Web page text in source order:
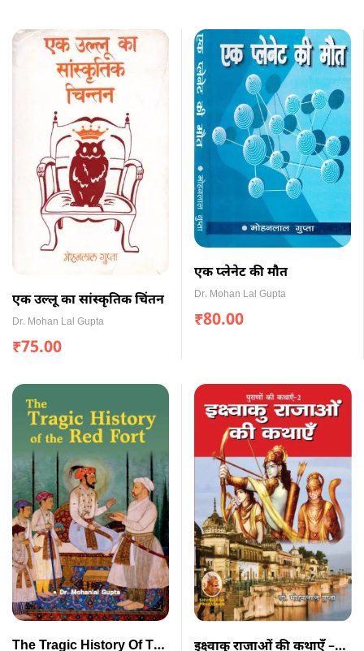
एक उल्लू का सांस्कृतिक चिंतन
Dr. Mohan Lal Gupta
₹75.00
एक प्लेनेट की मौत
Dr. Mohan Lal Gupta
₹80.00
The Tragic History Of The